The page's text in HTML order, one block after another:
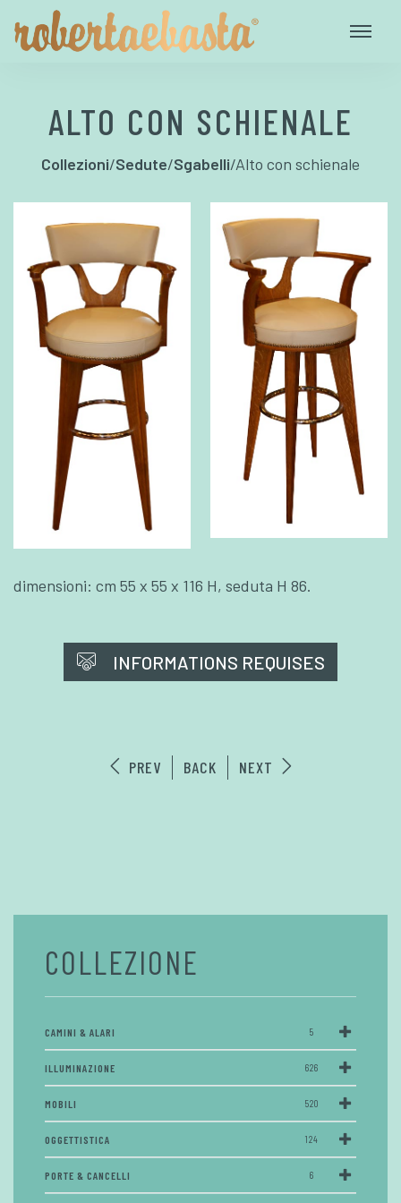
ALTO CON SCHIENALE
Collezioni/Sedute/Sgabelli/Alto con schienale
dimensioni: cm 55 x 55 x 116 H, seduta H 86.
INFORMATIONS REQUISES
PREV BACK NEXT
COLLEZIONE
CAMINI & ALARI 5
ILLUMINAZIONE 626
MOBILI 520
OGGETTISTICA 124
PORTE & CANCELLI 6